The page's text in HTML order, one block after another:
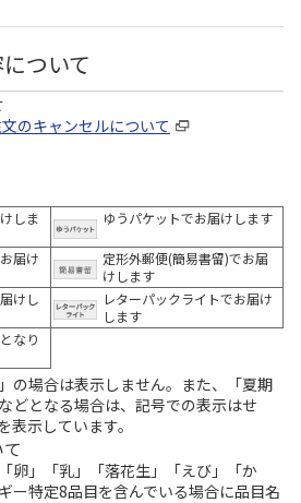
ついて
のキャンセルについて
しま
ゆうパケットでお届けします
届け
定形外郵便(簡易書留)でお届
けします
けし
レターパックライトでお届け
します
なり
の場合は表示しません。また、「夏期
どとなる場合は、記号での表示はせ
示しています。
卵」「乳」「落花生」「えび」「か
ー特定8品目を含んでいる場合に品目名